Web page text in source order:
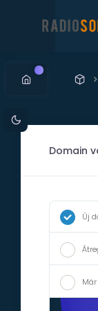
Új!
Domain
Új